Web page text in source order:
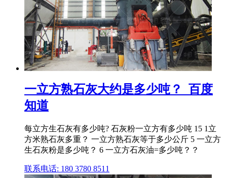
一立方熟石灰大约是多少吨？_百度
知道
每立方生石灰有多少吨? 石灰粉一立方有多少吨 15 1立
方米熟石灰多重？ 一立方熟石灰等于多少公斤 5 一立方
生石灰粉是多少吨？ 6 一立方石灰油=多少吨？？
联系电话: 180 3780 8511